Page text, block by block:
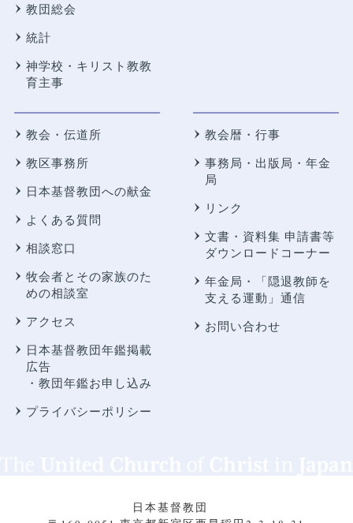
教団総会
統計
神学校・キリスト教教
育主事
教会・伝道所
教区事務所
日本基督教団への献金
よくある質問
相談窓口
牧会者とその家族のた
めの相談室
アクセス
日本基督教団年鑑掲載
広告
・教団年鑑お申し込み
プライバシーポリシー
教会暦・行事
事務局・出版局・年金
局
リンク
文書・資料集 申請書等
ダウンロードコーナー
年金局・
「隠退教師を
支える運動」通信
お問い合わせ
日本基督教団